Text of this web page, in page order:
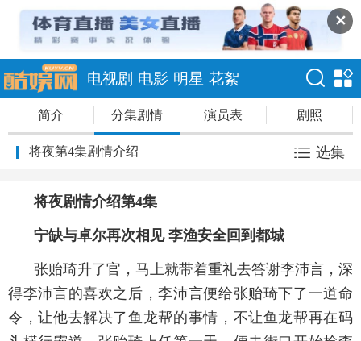
✕
电视剧 电影 明星 花絮
简介 分集剧情 演员表 剧照
将夜第4集剧情介绍 选集
将夜剧情介绍第4集
宁缺与卓尔再次相见 李渔安全回到都城
张贻琦升了官，马上就带着重礼去答谢李沛言，深
得李沛言的喜欢之后，李沛言便给张贻琦下了一道命
令，让他去解决了鱼龙帮的事情，不让鱼龙帮再在码